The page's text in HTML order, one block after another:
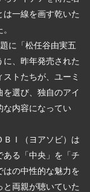
一線を画す乾いた
に「松任谷由実五
、昨年発売された
トたちが、ユーミ
選び、独自のアイ
な内容になってい
Ｉ（ヨアソビ）は
ある「中央」を「チ
はの中性的な魅力を
両親が聴いていた